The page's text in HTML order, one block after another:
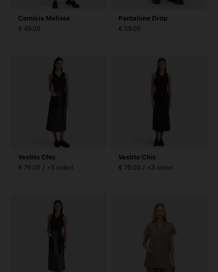
Camicia Melissa
€ 49.00
Pantalone Drop
€ 59.00
Vestito Chic
€ 75.00 / +3 colori
Vestito Chic
€ 75.00 / +3 colori